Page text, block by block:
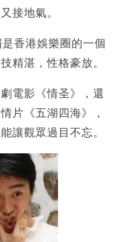
接地氣。
香港娛樂圈的一個
精湛，性格豪放。
電影《情圣》，還
片《五湖四海》，
讓觀眾過目不忘。